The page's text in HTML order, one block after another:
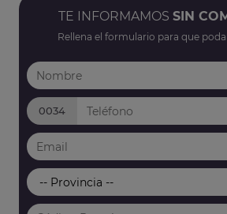
TE INFORMAMOS SIN
Rellena el formulario para que
0034